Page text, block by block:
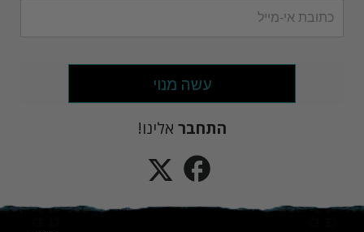
עשה מנוי
התחבר אלינו!